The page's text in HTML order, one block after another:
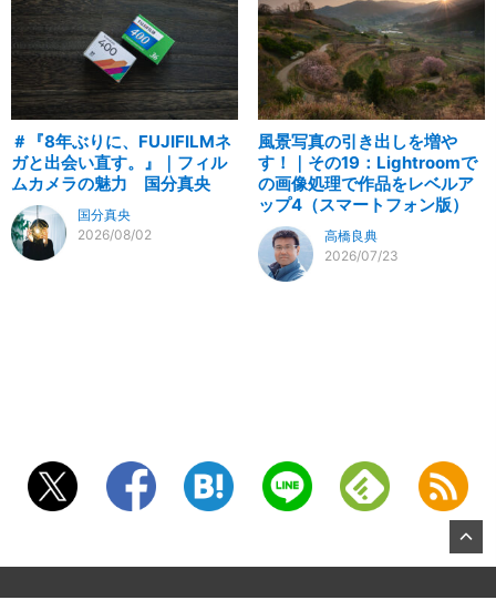
＃『8年ぶりに、FUJIFILMネ
ガと出会い直す。』｜フィル
ムカメラの魅力 国分真央
国分真央
2026/08/02
風景写真の引き出しを増や
す！｜その19：Lightroomで
の画像処理で作品をレベルア
ップ4（スマートフォン版）
高橋良典
2026/07/23